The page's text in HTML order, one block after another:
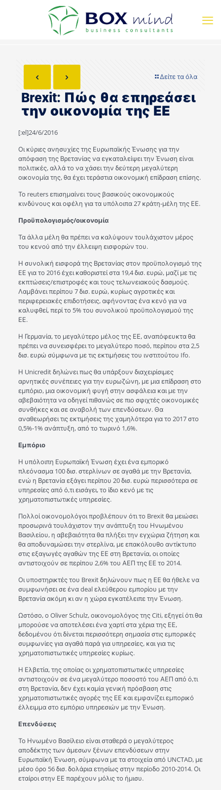
Δείτε τα όλα
Brexit: Πώς θα επηρεάσει
την οικονομία της ΕΕ
[:el]24/6/2016
Οι κύριες ανησυχίες της Ευρωπαϊκής Ένωσης για την
απόφαση της Βρετανίας να εγκαταλείψει την Ένωση είναι
πολιτικές, αλλά το να χάσει την δεύτερη μεγαλύτερη
οικονομία της, θα έχει τεράστια οικονομική επίδραση επίσης.
Το reuters επισημαίνει τους βασικούς οικονομικούς
κινδύνους και οφέλη για τα υπόλοιπα 27 κράτη-μέλη της ΕΕ.
Προϋπολογισμός/οικονομία
Τα άλλα μέλη θα πρέπει να καλύψουν τουλάχιστον μέρος
του κενού από την έλλειψη εισφορών του.
Η συνολική εισφορά της Βρετανίας στον προϋπολογισμό της
ΕΕ για το 2016 έχει καθοριστεί στα 19,4 δισ. ευρώ, μαζί με τις
εκπτώσεις/επιστροφές και τους τελωνειακούς δασμούς.
Λαμβάνει περίπου 7 δισ. ευρώ, κυρίως αγροτικές και
περιφερειακές επιδοτήσεις, αφήνοντας ένα κενό για να
καλυφθεί, περί το 5% του συνολικού προϋπολογισμού της
ΕΕ.
Η Γερμανία, το μεγαλύτερο μέλος της ΕΕ, αναπόφευκτα θα
πρέπει να συνεισφέρει το μεγαλύτερο ποσό, περίπου στα 2,5
δισ. ευρώ σύμφωνα με τις εκτιμήσεις του ινστιτούτου Ifo.
Η Unicredit δηλώνει πως θα υπάρξουν διαχειρίσιμες
αρνητικές συνέπειες για την ευρωζώνη, με μια επίδραση στο
εμπόριο, μια οικονομική φυγή στην ασφάλεια και με την
αβεβαιότητα να οδηγεί πιθανώς σε πιο σφιχτές οικονομικές
συνθήκες και σε αναβολή των επενδύσεων. Θα
αναθεωρήσει τις εκτιμήσεις της χαμηλότερα για το 2017 στο
0,5%-1% ανάπτυξη, από το τωρινό 1,6%.
Εμπόριο
Η υπόλοιπη Ευρωπαϊκή Ένωση έχει ένα εμπορικό
πλεόνασμα 100 δισ. στερλίνων σε αγαθά με την Βρετανία,
ενώ η Βρετανία εξάγει περίπου 20 δισ. ευρώ περισσότερα σε
υπηρεσίες από ό,τι εισάγει, το ίδιο κενό με τις
χρηματοπιστωτικές υπηρεσίες.
Πολλοί οικονομολόγοι προβλέπουν ότι το Brexit θα μειώσει
προσωρινά τουλάχιστον την ανάπτυξη του Ηνωμένου
Βασιλείου, η αβεβαιότητα θα πλήξει την εγχώρια ζήτηση και
θα αποδυναμώσει την στερλίνα, με επακόλουθο αντίκτυπο
στις εξαγωγές αγαθών της ΕΕ στη Βρετανία, οι οποίες
αντιστοιχούν σε περίπου 2,6% του ΑΕΠ της ΕΕ το 2014.
Οι υποστηρικτές του Brexit δηλώνουν πως η ΕΕ θα ήθελε να
συμφωνήσει σε ένα deal ελεύθερου εμπορίου με την
Βρετανία ακόμη κι αν η χώρα εγκατέλειπε την Ένωση.
Ωστόσο, ο Oliver Schulz, οικονομολόγος της Citi, εξηγεί ότι θα
μπορούσε να αποτελέσει ένα χαρτί στα χέρια της ΕΕ,
δεδομένου ότι δίνεται περισσότερη σημασία στις εμπορικές
συμφωνίες για αγαθά παρά για υπηρεσίες, και για τις
χρηματοπιστωτικές υπηρεσίες κυρίως.
Η Ελβετία, της οποίας οι χρηματοπιστωτικές υπηρεσίες
αντιστοιχούν σε ένα μεγαλύτερο ποσοστό του ΑΕΠ από ό,τι
στη Βρετανία, δεν έχει καμία γενική πρόσβαση στις
χρηματοπιστωτικές αγορές της ΕΕ και εμφανίζει εμπορικό
έλλειμμα στο εμπόριο υπηρεσιών με την Ένωση.
Επενδύσεις
Το Ηνωμένο Βασίλειο είναι σταθερά ο μεγαλύτερος
αποδέκτης των άμεσων ξένων επενδύσεων στην
Ευρωπαϊκή Ένωση, σύμφωνα με τα στοιχεία από UNCTAD, με
μέσο όρο 56 δισ. δολάρια ετησίως στην περίοδο 2010-2014. Οι
εταίροι στην ΕΕ παρέχουν μόλις το ήμισυ.